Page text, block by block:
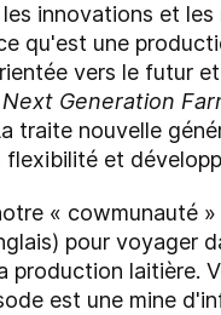
innovations et les
qu'est une
vers le futur
Next Generation
traite nouvelle
flexibilité et
« cowmunauté
pour voyager
production laitière.
est une mine